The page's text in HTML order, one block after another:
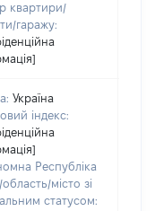
квартири/
гаражу:
Україна
індекс:
Республіка
місто зі
статусом: